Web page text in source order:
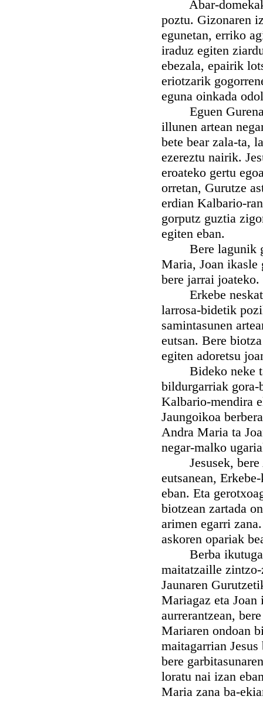
Abar-domekako
poztu. Gizonaren
egunetan, erriko
iraduz egiten
ebezala, epairik
eriotzarik
eguna oinkada
Eguen Gurena
illunen artean
bete bear zala-ta,
ezereztu nairik.
eroateko gertu
orretan, Gurutze
erdian Kalbario-
gorputz guztia
egiten eban.
Bere lagunik
Maria, Joan ikasle
bere jarrai joateko.
Erkebe
larrosa-bidetik
samintasunen
eutsan. Bere
egiten adoretsu
Bideko neke ta
bildurgarriak gora-
Kalbario-mendira
Jaungoikoa
Andra Maria ta
negar-malko
Jesusek, bere
eutsanean,
eban. Eta
biotzean zartada
arimen egarri
askoren opariak
Berba ikutugarri
maitatzaille
Jaunaren
Mariagaz eta Joan
aurrerantzean,
Mariaren ondoan
maitagarrian
bere
loratu nai izan
Maria zana ba-